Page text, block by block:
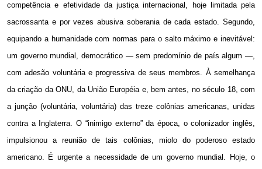
competência e efetividade da justiça internacional, hoje limitada pela
sacrossanta e por vezes abusiva soberania de cada estado. Segundo,
equipando a humanidade com normas para o salto máximo e inevitável:
um governo mundial, democrático — sem predomínio de país algum —,
com adesão voluntária e progressiva de seus membros. À semelhança
da criação da ONU, da União Européia e, bem antes, no século 18, com
a junção (voluntária, voluntária) das treze colônias americanas, unidas
contra a Inglaterra. O “inimigo externo” da época, o colonizador inglês,
impulsionou a reunião de tais colônias, miolo do poderoso estado
americano. É urgente a necessidade de um governo mundial. Hoje, o